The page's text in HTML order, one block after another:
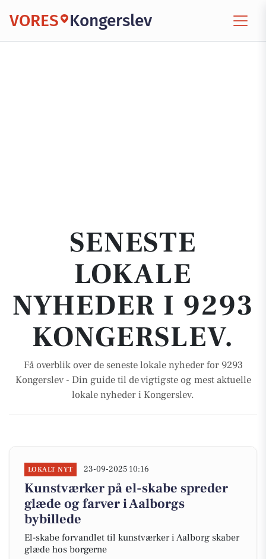
VORES Kongerslev
SENESTE
LOKALE
NYHEDER I 9293
KONGERSLEV.
Få overblik over de seneste lokale nyheder for 9293
Kongerslev - Din guide til de vigtigste og mest aktuelle
lokale nyheder i Kongerslev.
LOKALT NYT 23-09-2025 10:16
Kunstværker på el-skabe spreder
glæde og farver i Aalborgs
bybillede
El-skabe forvandlet til kunstværker i Aalborg skaber
glæde hos borgerne